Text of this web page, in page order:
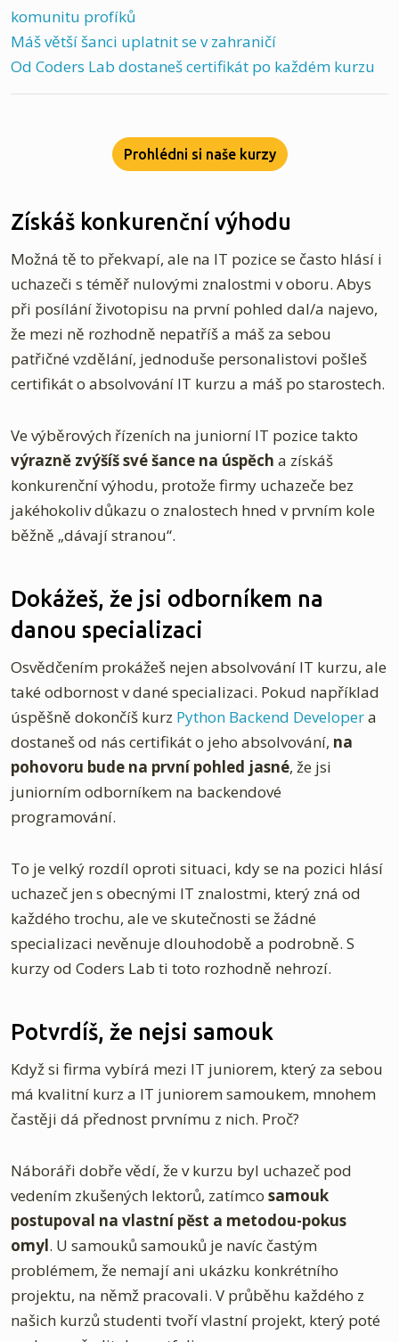
komunitu profíků
Máš větší šanci uplatnit se v zahraničí
Od Coders Lab dostaneš certifikát po každém kurzu
Prohlédni si naše kurzy
Získáš konkurenční výhodu
Možná tě to překvapí, ale na IT pozice se často hlásí i
uchazeči s téměř nulovými znalostmi v oboru. Abys
při posílání životopisu na první pohled dal/a najevo,
že mezi ně rozhodně nepatříš a máš za sebou
patřičné vzdělání, jednoduše personalistovi pošleš
certifikát o absolvování IT kurzu a máš po starostech.
Ve výběrových řízeních na juniorní IT pozice takto
výrazně zvýšíš své šance na úspěch a získáš
konkurenční výhodu, protože firmy uchazeče bez
jakéhokoliv důkazu o znalostech hned v prvním kole
běžně „dávají stranou“.
Dokážeš, že jsi odborníkem na
danou specializaci
Osvědčením prokážeš nejen absolvování IT kurzu, ale
také odbornost v dané specializaci. Pokud například
úspěšně dokončíš kurz Python Backend Developera
dostaneš od nás certifikát o jeho absolvování, na
pohovoru bude na první pohled jasné, že jsi
juniorním odborníkem na backendové
programování.
To je velký rozdíl oproti situaci, kdy se na pozici hlásí
uchazeč jen s obecnými IT znalostmi, který zná od
každého trochu, ale ve skutečnosti se žádné
specializaci nevěnuje dlouhodobě a podrobně. S
kurzy od Coders Lab ti toto rozhodně nehrozí.
Potvrdíš, že nejsi samouk
Když si firma vybírá mezi IT juniorem, který za sebou
má kvalitní kurz a IT juniorem samoukem, mnohem
častěji dá přednost prvnímu z nich. Proč?
Náboráři dobře vědí, že v kurzu byl uchazeč pod
vedením zkušených lektorů, zatímco samouk
postupoval na vlastní pěst a metodou-pokus
omyl. U samouků samouků je navíc častým
problémem, že nemají ani ukázku konkrétního
projektu, na němž pracovali. V průběhu každého z
našich kurzů studenti tvoří vlastní projekt, který poté